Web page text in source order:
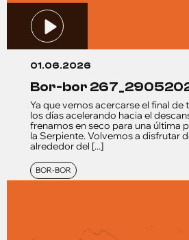
01.06.2026
bor-bor
Ya que vemos acercarse el final
los días acelerando hacia el
frenamos en seco para una última
la Serpiente. Volvemos a disfrutar
alrededor del [...]
BOR-BOR